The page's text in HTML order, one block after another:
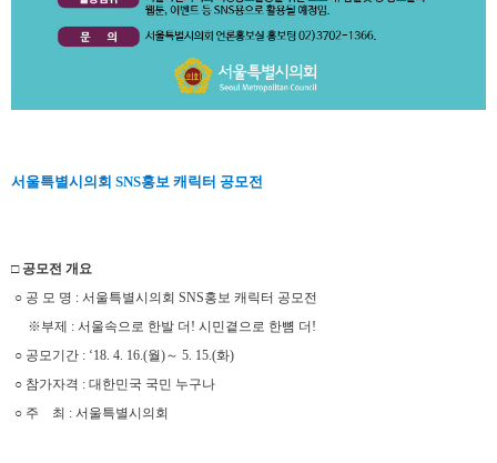
서울특별시의회 SNS홍보 캐릭터 공모전
□ 공모전 개요
○ 공 모 명 : 서울특별시의회 SNS홍보 캐릭터 공모전
※부제 : 서울속으로 한발 더! 시민곁으로 한뼘 더!
○ 공모기간 : ‘18. 4. 16.(월)～ 5. 15.(화)
○ 참가자격 : 대한민국 국민 누구나
○ 주 최 : 서울특별시의회